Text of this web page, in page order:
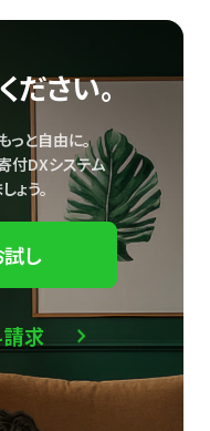
ださい。
っと自由に。
付DXシステム
ょう。
し
求